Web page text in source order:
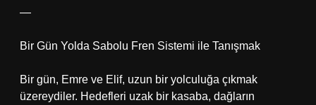
—
Bir Gün Yolda Sabolu Fren Sistemi ile Tanışmak
Bir gün, Emre ve Elif, uzun bir yolculuğa çıkmak
üzereydiler. Hedefleri uzak bir kasaba, dağların